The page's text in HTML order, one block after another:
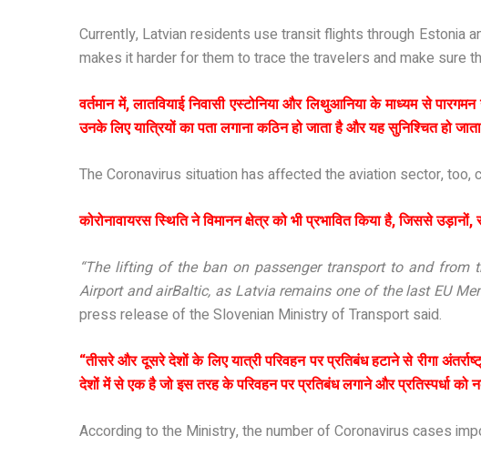
Currently, Latvian residents use transit flights through Estonia
makes it harder for them to trace the travelers and make sure
वर्तमान में, लातवियाई निवासी एस्टोनिया और लिथुआनिया के माध्यम से
उनके लिए यात्रियों का पता लगाना कठिन हो जाता है और यह सुनिश्चित हो
The Coronavirus situation has affected the aviation sector,
कोरोनावायरस स्थिति ने विमानन क्षेत्र को भी प्रभावित किया है, जिससे
“The lifting of the ban on passenger transport to and
Airport and airBaltic, as Latvia remains one of the last EU
press release of the Slovenian Ministry of Transport said.
“तीसरे और दूसरे देशों के लिए यात्री परिवहन पर प्रतिबंध हटाने से रीगा
देशों में से एक है जो इस तरह के परिवहन पर प्रतिबंध लगाने और प्रतिस्पर्धा को
According to the Ministry, the number of Coronavirus cases